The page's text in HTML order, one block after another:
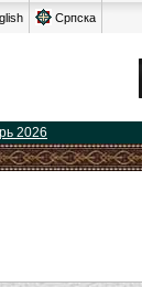
Српска
2026